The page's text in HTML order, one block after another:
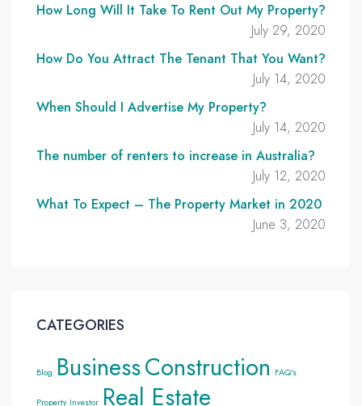
How Long Will It Take To Rent Out My Property?
July 29, 2020
How Do You Attract The Tenant That You Want?
July 14, 2020
When Should I Advertise My Property?
July 14, 2020
The number of renters to increase in Australia?
July 12, 2020
What To Expect – The Property Market in 2020
June 3, 2020
CATEGORIES
Blog BusinessConstruction FAQ's
Property Investor Real Estate